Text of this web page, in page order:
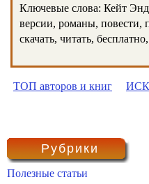
Ключевые слова: Кейт
версии, романы, повести,
скачать, читать,
ТОП авторов и книг
Рубрики
Полезные статьи